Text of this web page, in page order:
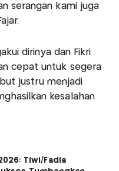
serangan kami juga
dirinya dan Fikri
cepat untuk segera
justru menjadi
kesalahan
Tiwi/Fadia